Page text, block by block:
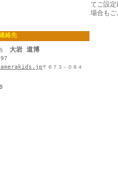
絡先
大岩 道博
〒６７３－０８４
てご設
場合もご